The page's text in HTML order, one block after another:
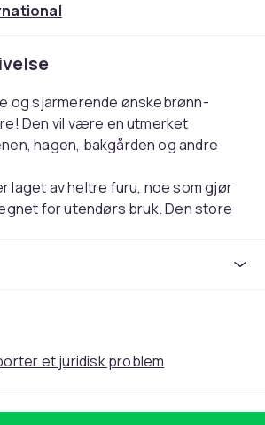
og sjarmerende ønskebrønn-
Den vil være en utmerket
hagen, bakgården og andre
laget av heltre furu, noe som gjør
for utendørs bruk. Den store
Den medfølgende strengen lar
med vannbasert maling
ja
et juridisk problem